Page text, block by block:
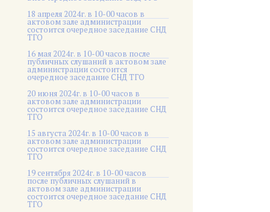
18 апреля 2024г. в 10-00 часов в
актовом зале администрации
состоится очередное заседание СНД
ТГО
16 мая 2024г. в 10-00 часов после
публичных слушаний в актовом зале
администрации состоится
очередное заседание СНД ТГО
20 июня 2024г. в 10-00 часов в
актовом зале администрации
состоится очередное заседание СНД
ТГО
15 августа 2024г. в 10-00 часов в
актовом зале администрации
состоится очередное заседание СНД
ТГО
19 сентября 2024г. в 10-00 часов
после публичных слушаний в
актовом зале администрации
состоится очередное заседание СНД
ТГО